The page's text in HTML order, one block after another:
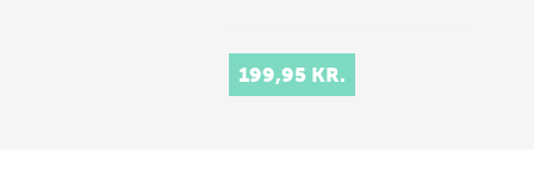
199,95 KR.